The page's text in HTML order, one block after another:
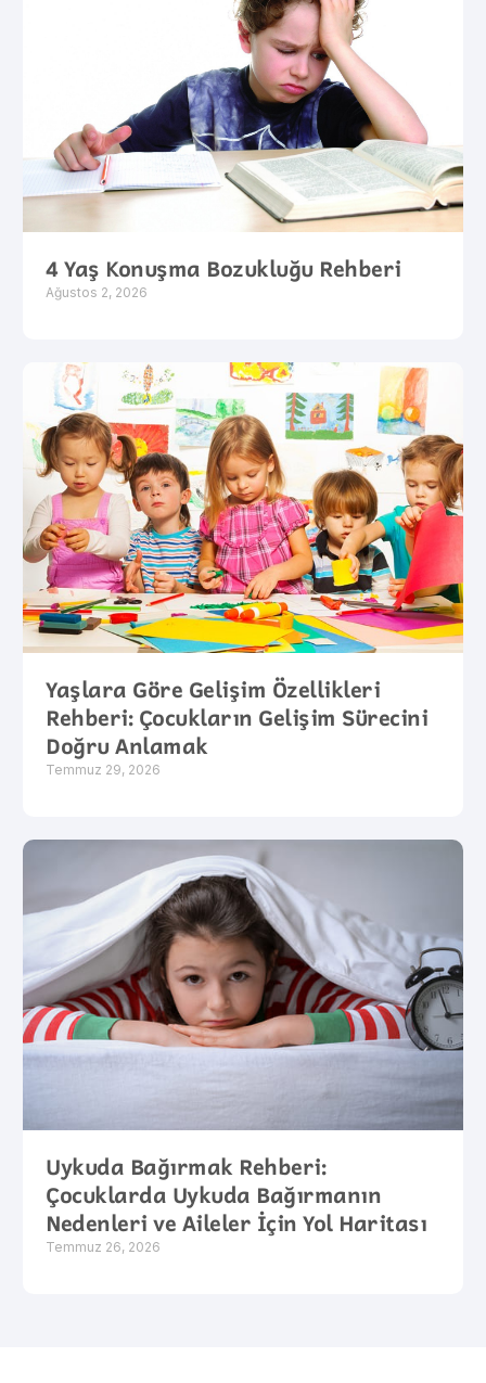
4 Yaş Konuşma Bozukluğu Rehberi
Ağustos 2, 2026
Yaşlara Göre Gelişim Özellikleri
Rehberi: Çocukların Gelişim Sürecini
Doğru Anlamak
Temmuz 29, 2026
Uykuda Bağırmak Rehberi:
Çocuklarda Uykuda Bağırmanın
Nedenleri ve Aileler İçin Yol Haritası
Temmuz 26, 2026